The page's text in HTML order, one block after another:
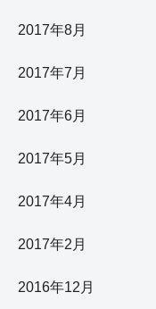
2017年8月
2017年7月
2017年6月
2017年5月
2017年4月
2017年2月
2016年12月